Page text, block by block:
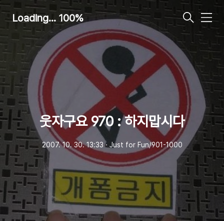
Loading... 100%
메
웃자구요 970 : 하지맙시다
2007. 10. 30. 13:33 ㆍ Just for Fun/901-1000